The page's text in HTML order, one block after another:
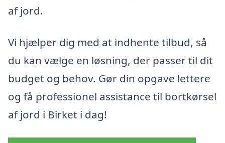
af jord.
Vi hjælper dig med at indhente tilbud, så
du kan vælge en løsning, der passer til dit
budget og behov. Gør din opgave lettere
og få professionel assistance til bortkørsel
af jord i Birket i dag!